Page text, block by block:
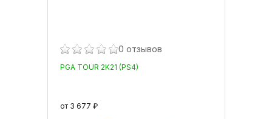
0 отзывов
PGA TOUR 2K21 (PS4)
от 3 677 ₽